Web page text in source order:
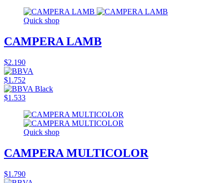
Quick shop
CAMPERA LAMB
$2.190
$1.752
$1.533
Quick shop
CAMPERA MULTICOLOR
$1.790